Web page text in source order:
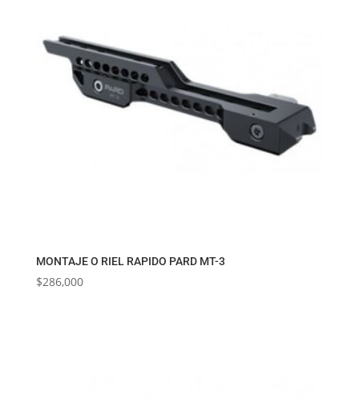
MONTAJE O RIEL RAPIDO PARD MT-3
$286,000